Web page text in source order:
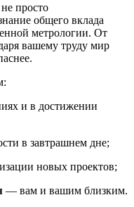
просто
общего вклада
метрологии. От
вашему труду мир
и в достижении
в завтрашнем дне;
новых проектов;
— вам и вашим близким.